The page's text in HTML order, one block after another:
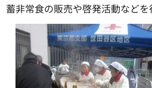
蓄非常食の販売や啓発活動などを